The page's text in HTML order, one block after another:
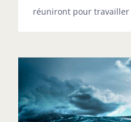
réuniront pour travailler